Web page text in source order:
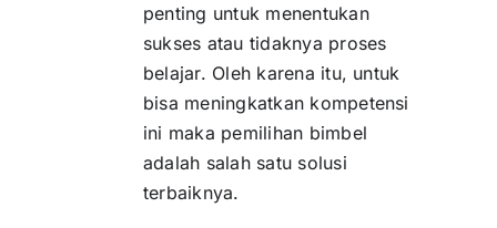
penting untuk menentukan
sukses atau tidaknya proses
belajar. Oleh karena itu, untuk
bisa meningkatkan kompetensi
ini maka pemilihan bimbel
adalah salah satu solusi
terbaiknya.